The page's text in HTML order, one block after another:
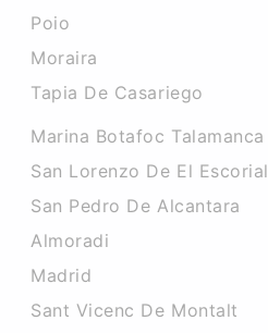
Poio
Moraira
Tapia De Casariego
Marina Botafoc Talamanca
San Lorenzo De El Escorial
San Pedro De Alcantara
Almoradi
Madrid
Sant Vicenc De Montalt